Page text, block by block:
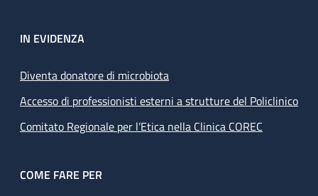
IN EVIDENZA
Diventa donatore di microbiota
Accesso di professionisti esterni a strutture del Policlinico
Comitato Regionale per l’Etica nella Clinica COREC
COME FARE PER